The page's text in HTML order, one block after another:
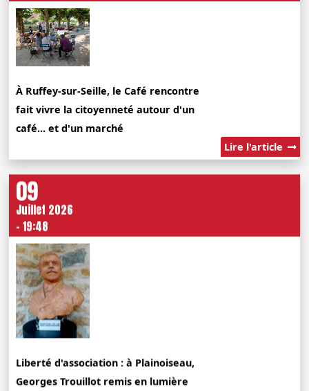
À Ruffey-sur-Seille, le Café rencontre
fait vivre la citoyenneté autour d'un
café... et d'un marché
Lire l'article
09
Juillet 2026
- 19:48
Liberté d'association : à Plainoiseau,
Georges Trouillot remis en lumière